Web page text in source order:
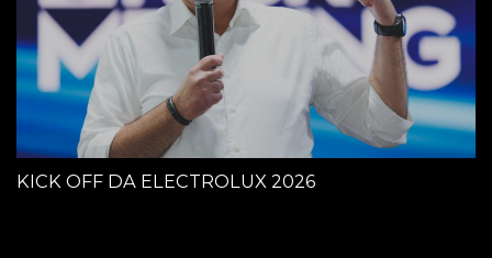
KICK OFF DA ELECTROLUX 2026